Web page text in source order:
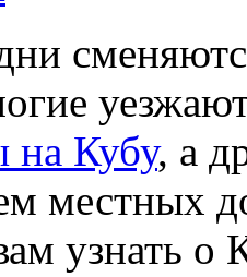
на Кубу, а
местных
узнать о